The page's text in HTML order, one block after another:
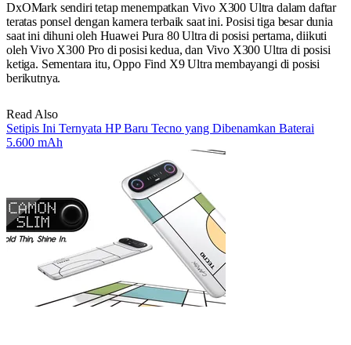
DxOMark sendiri tetap menempatkan Vivo X300 Ultra dalam daftar
teratas ponsel dengan kamera terbaik saat ini. Posisi tiga besar dunia
saat ini dihuni oleh Huawei Pura 80 Ultra di posisi pertama, diikuti
oleh Vivo X300 Pro di posisi kedua, dan Vivo X300 Ultra di posisi
ketiga. Sementara itu, Oppo Find X9 Ultra membayangi di posisi
berikutnya.
Read Also
Setipis Ini Ternyata HP Baru Tecno yang Dibenamkan Baterai
5.600 mAh